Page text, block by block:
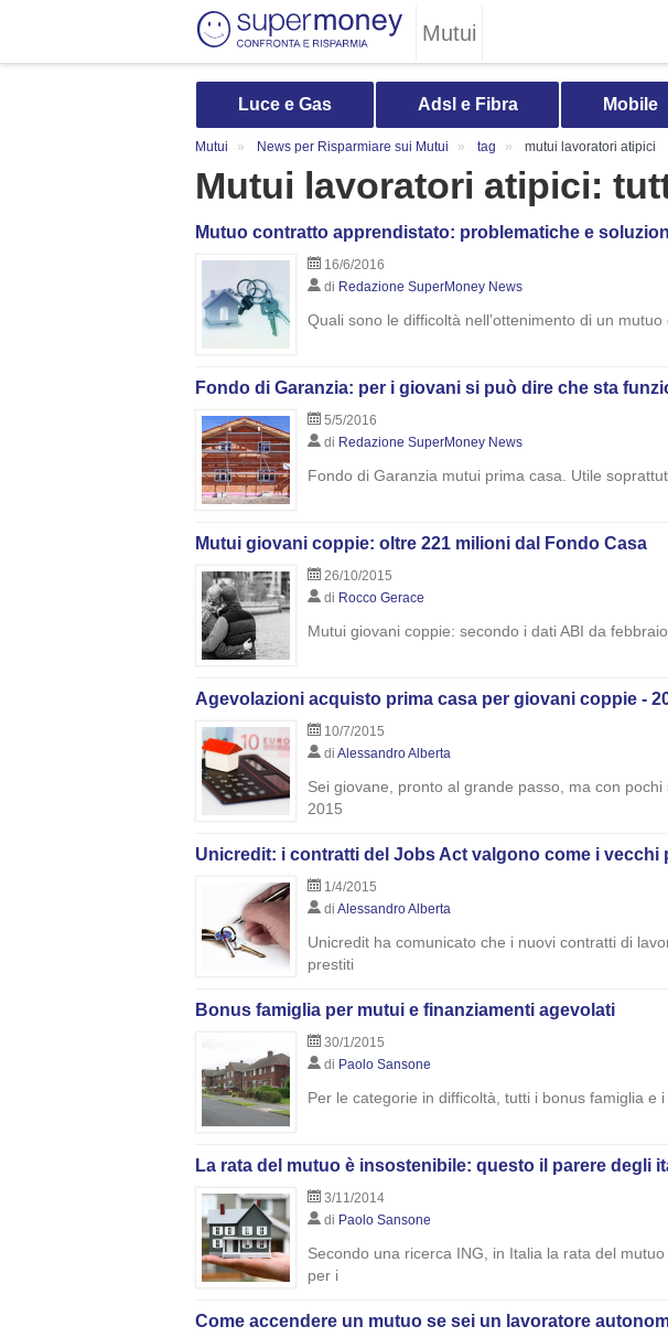
Mutui
Luce e Gas Adsl e Fibra Mobile
Mutui News per Risparmiare sui Mutui tag mutui lavoratori atipici
Mutui lavoratori atipici:
Mutuo contratto apprendistato: problematiche e
16/6/2016
di Redazione SuperMoney News
Quali sono le difficoltà nell’ottenimento di un
Fondo di Garanzia: per i giovani si può dire che sta
5/5/2016
di Redazione SuperMoney News
Fondo di Garanzia mutui prima casa. Utile
Mutui giovani coppie: oltre 221 milioni dal Fondo Casa
26/10/2015
di Rocco Gerace
Mutui giovani coppie: secondo i dati ABI da
Agevolazioni acquisto prima casa per giovani coppie -
10/7/2015
di Alessandro Alberta
Sei giovane, pronto al grande passo, ma con
2015
Unicredit: i contratti del Jobs Act valgono come i vecchi
1/4/2015
di Alessandro Alberta
Unicredit ha comunicato che i nuovi contratti di
prestiti
Bonus famiglia per mutui e finanziamenti agevolati
30/1/2015
di Paolo Sansone
Per le categorie in difficoltà, tutti i bonus famiglia
La rata del mutuo è insostenibile: questo il parere degli
3/11/2014
di Paolo Sansone
Secondo una ricerca ING, in Italia la rata del
per i
Come accendere un mutuo se sei un lavoratore